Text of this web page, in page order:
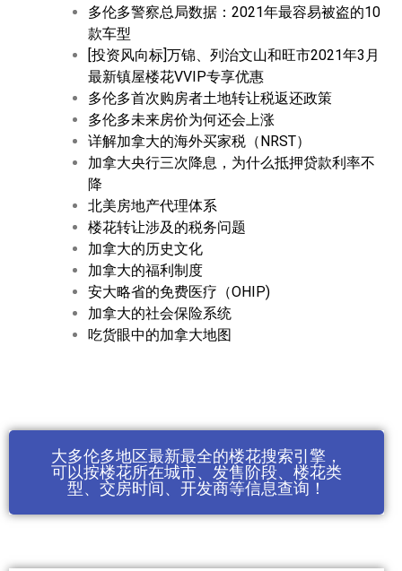
多伦多警察总局数据：2021年最容易被盗的10
款车型
[投资风向标]万锦、列治文山和旺市2021年3月
最新镇屋楼花VVIP专享优惠
多伦多首次购房者土地转让税返还政策
多伦多未来房价为何还会上涨
详解加拿大的海外买家税（NRST）
加拿大央行三次降息，为什么抵押贷款利率不
降
北美房地产代理体系
楼花转让涉及的税务问题
加拿大的历史文化
加拿大的福利制度
安大略省的免费医疗（OHIP)
加拿大的社会保险系统
吃货眼中的加拿大地图
大多伦多地区最新最全的楼花搜索引擎，
可以按楼花所在城市、发售阶段、楼花类
型、交房时间、开发商等信息查询！